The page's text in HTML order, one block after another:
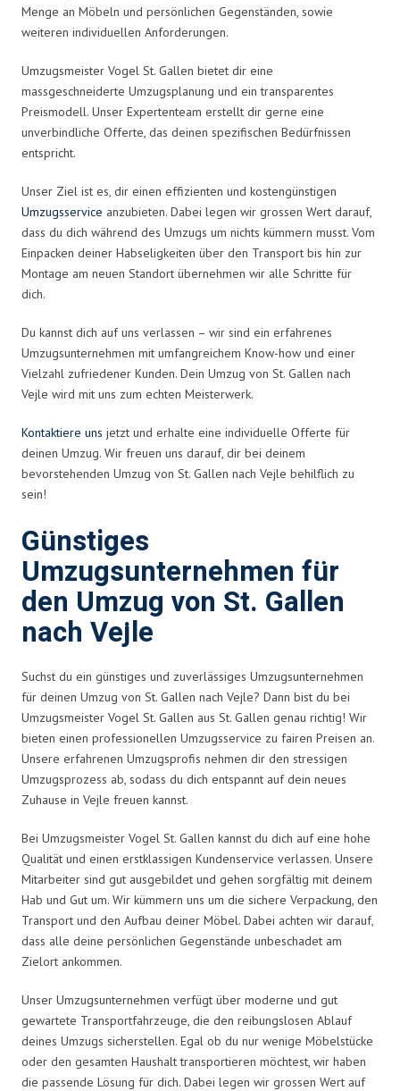
Menge an Möbeln und persönlichen Gegenständen, sowie
weiteren individuellen Anforderungen.
Umzugsmeister Vogel St. Gallen bietet dir eine
massgeschneiderte Umzugsplanung und ein transparentes
Preismodell. Unser Expertenteam erstellt dir gerne eine
unverbindliche Offerte, das deinen spezifischen Bedürfnissen
entspricht.
Unser Ziel ist es, dir einen effizienten und kostengünstigen
Umzugsservice anzubieten. Dabei legen wir grossen Wert darauf,
dass du dich während des Umzugs um nichts kümmern musst. Vom
Einpacken deiner Habseligkeiten über den Transport bis hin zur
Montage am neuen Standort übernehmen wir alle Schritte für
dich.
Du kannst dich auf uns verlassen – wir sind ein erfahrenes
Umzugsunternehmen mit umfangreichem Know-how und einer
Vielzahl zufriedener Kunden. Dein Umzug von St. Gallen nach
Vejle wird mit uns zum echten Meisterwerk.
Kontaktiere uns jetzt und erhalte eine individuelle Offerte für
deinen Umzug. Wir freuen uns darauf, dir bei deinem
bevorstehenden Umzug von St. Gallen nach Vejle behilflich zu
sein!
Günstiges
Umzugsunternehmen für
den Umzug von St. Gallen
nach Vejle
Suchst du ein günstiges und zuverlässiges Umzugsunternehmen
für deinen Umzug von St. Gallen nach Vejle? Dann bist du bei
Umzugsmeister Vogel St. Gallen aus St. Gallen genau richtig! Wir
bieten einen professionellen Umzugsservice zu fairen Preisen an.
Unsere erfahrenen Umzugsprofis nehmen dir den stressigen
Umzugsprozess ab, sodass du dich entspannt auf dein neues
Zuhause in Vejle freuen kannst.
Bei Umzugsmeister Vogel St. Gallen kannst du dich auf eine hohe
Qualität und einen erstklassigen Kundenservice verlassen. Unsere
Mitarbeiter sind gut ausgebildet und gehen sorgfältig mit deinem
Hab und Gut um. Wir kümmern uns um die sichere Verpackung, den
Transport und den Aufbau deiner Möbel. Dabei achten wir darauf,
dass alle deine persönlichen Gegenstände unbeschadet am
Zielort ankommen.
Unser Umzugsunternehmen verfügt über moderne und gut
gewartete Transportfahrzeuge, die den reibungslosen Ablauf
deines Umzugs sicherstellen. Egal ob du nur wenige Möbelstücke
oder den gesamten Haushalt transportieren möchtest, wir haben
die passende Lösung für dich. Dabei legen wir grossen Wert auf